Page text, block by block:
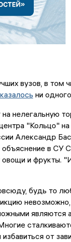
вузов, в том
ни
нелегальную
"Кольцо"
Александр
в СУ
и фрукты.
будь то
являются
от